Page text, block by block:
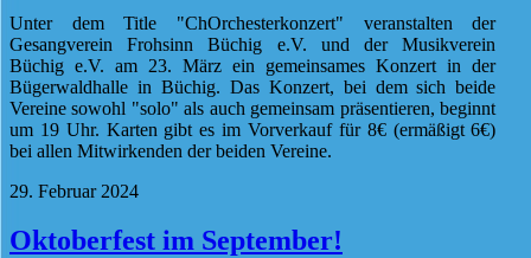
Unter dem Title "ChOrchesterkonzert" veranstalten der
Gesangverein Frohsinn Büchig e.V. und der Musikverein
Büchig e.V. am 23. März ein gemeinsames Konzert in der
Bügerwaldhalle in Büchig. Das Konzert, bei dem sich beide
Vereine sowohl "solo" als auch gemeinsam präsentieren, beginnt
um 19 Uhr. Karten gibt es im Vorverkauf für 8€ (ermäßigt 6€)
bei allen Mitwirkenden der beiden Vereine.
29. Februar 2024
Oktoberfest im September!